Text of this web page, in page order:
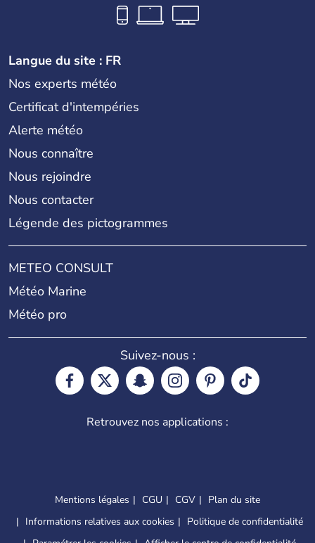
Langue du site : FR
Nos experts météo
Certificat d'intempéries
Alerte météo
Nous connaître
Nous rejoindre
Nous contacter
Légende des pictogrammes
METEO CONSULT
Météo Marine
Météo pro
Suivez-nous :
Retrouvez nos applications :
Mentions légales CGU CGV
Plan du site
Informations relatives aux cookies
Politique de confidentialité